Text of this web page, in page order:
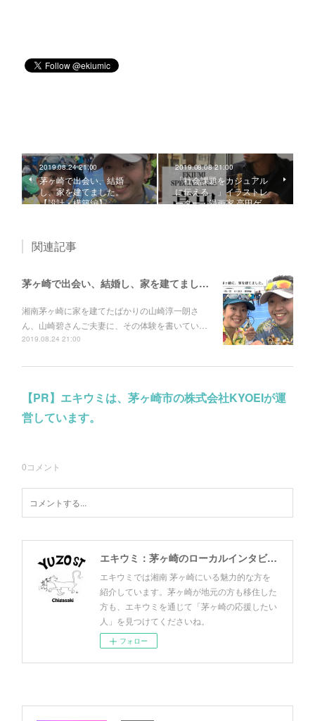
2019.08.24 21:00
茅ヶ崎で出会い、結婚
し、家を建てました。
【設計・構築編】
2019.08.08 21:00
「社会課題をカジュアル
に伝える。」イラストレ
ーター・漫画家 高田ゲ…
関連記事
茅ヶ崎で出会い、結婚し、家を建てました。【設計・構築編】
湘南茅ヶ崎に家を建てたばかりの山崎淳一朗さ
ん、山崎碧さんご夫妻に、その体験を書いてい…
2019.08.24 21:00
【PR】エキウミは、茅ヶ崎市の株式会社KYOEIが運
営しています。
0コメント
エキウミ：茅ヶ崎のローカルインタビューメディア
エキウミでは湘南 茅ヶ崎にいる魅力的な方を
紹介しています。茅ヶ崎が地元の方も移住した
方も、エキウミを通じて「茅ヶ崎の応援したい
人」を見つけてくださいね。
フォロー